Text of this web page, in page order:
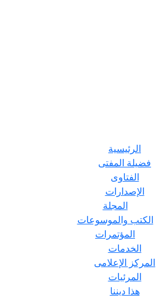
الرئيسية
فضيلة المفتى
الفتاوى
الإصدارات
المجلة
الكتب والموسوعات
المؤتمرات
الخدمات
المركز الإعلامى
المرئيات
هذا ديننا